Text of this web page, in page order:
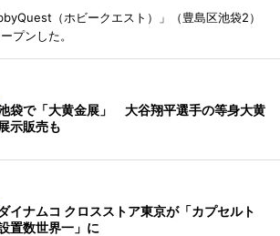
（ホビークエスト）」（豊島区池袋2）
プンした。
袋で「大黄金展」 大谷翔平選手の等身大黄
示販売も
イナムコ クロスストア東京が「カプセルト
置数世界一」に